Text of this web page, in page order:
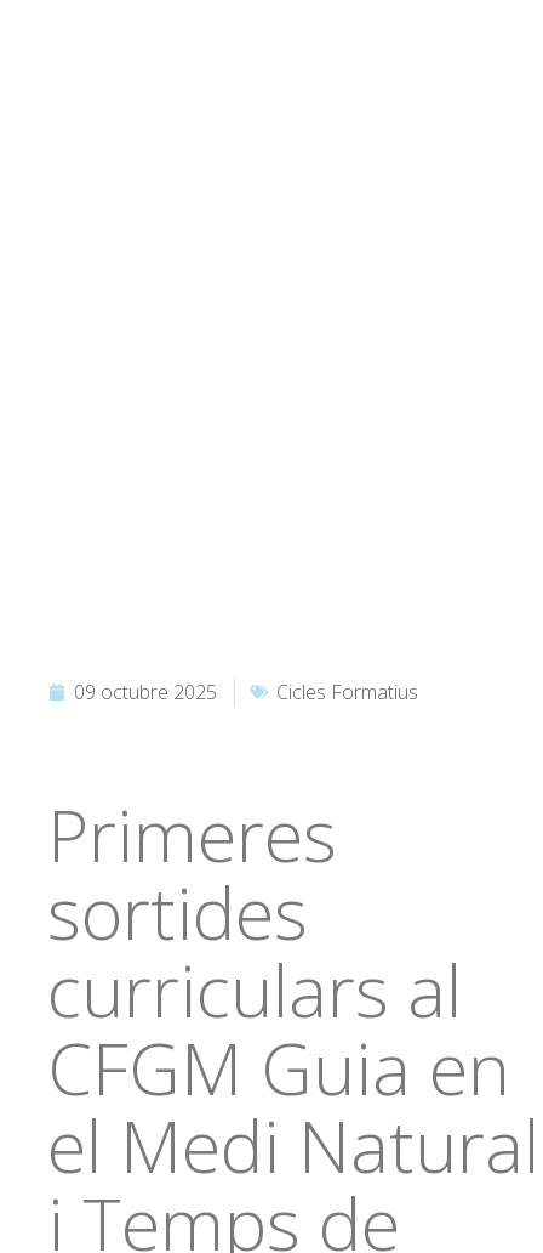
09 octubre 2025 Cicles Formatius
Primeres
sortides
curriculars al
CFGM Guia en
el Medi Natural
i Temps de